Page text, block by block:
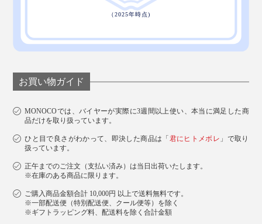
お買い物ガイド
MONOCOでは、バイヤーが実際に3週間以上使い、本当に満足した商
品だけを取り扱っています。
ひと目で良さがわかって、即決した商品は「君にヒトメボレ 」で取り
扱っています。
正午までのご注文（支払い済み）は当日出荷いたします。
※在庫のある商品に限ります。
ご購入商品金額合計 10,000円 以上で送料無料です。
※一部配送便（特別配送便、クール便等）を除く
※ギフトラッピング料、配送料を除く合計金額